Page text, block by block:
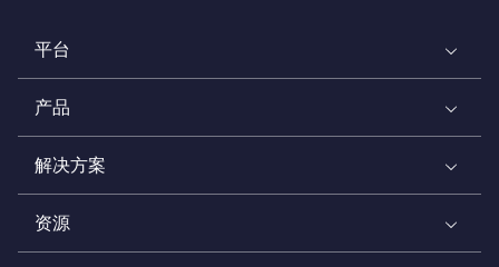
平台
产品
解决方案
资源